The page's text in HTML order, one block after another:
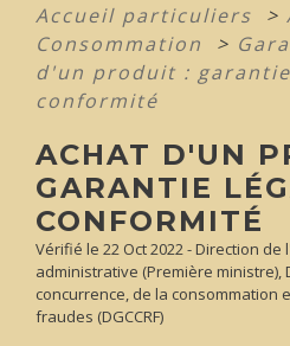
Accueil particuliers >
Consommation
>
d'un produit :
conformité
ACHAT D'UN
GARANTIE
CONFORMITÉ
Vérifié le 22 Oct 2022 - Direction
administrative (Première ministre),
concurrence, de la consommation
fraudes (DGCCRF)